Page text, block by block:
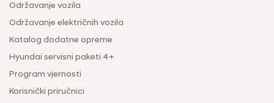
Održavanje vozila
Održavanje električnih vozila
Katalog dodatne opreme
Hyundai servisni paketi 4+
Program vjernosti
Korisnički priručnici